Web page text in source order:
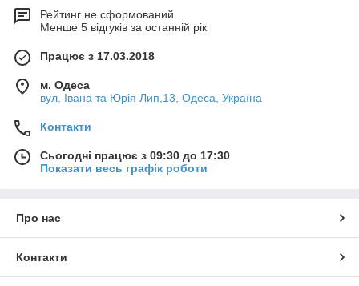
Рейтинг не сформований
Менше 5 відгуків за останній рік
Працює з 17.03.2018
м. Одеса
вул. Івана та Юрія Лип,13, Одеса, Україна
Контакти
Сьогодні працює з 09:30 до 17:30
Показати весь графік роботи
Про нас
Контакти